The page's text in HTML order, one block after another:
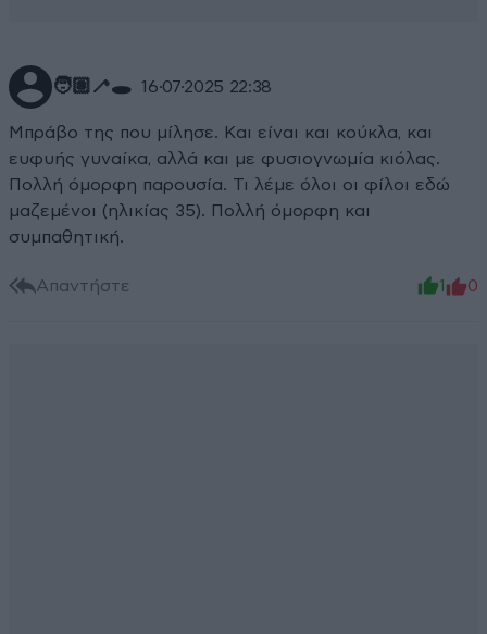
🧑🏽‍🦯🕳️ 16·07·2025 22:38
Μπράβο της που μίλησε. Και είναι και κούκλα, και
ευφυής γυναίκα, αλλά και με φυσιογνωμία κιόλας.
Πολλή όμορφη παρουσία. Τι λέμε όλοι οι φίλοι εδώ
μαζεμένοι (ηλικίας 35). Πολλή όμορφη και
συμπαθητική.
Απαντήστε 1 0